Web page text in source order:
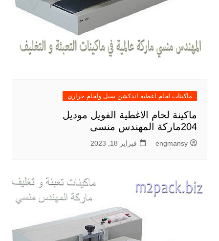
ماكينات لحام اغطيه اندكشن سيل ولحام حراري
ماكينة لحام الاغطية الفويل موديل
204ماركة المهندس منسى
engmansy فبراير 18, 2023